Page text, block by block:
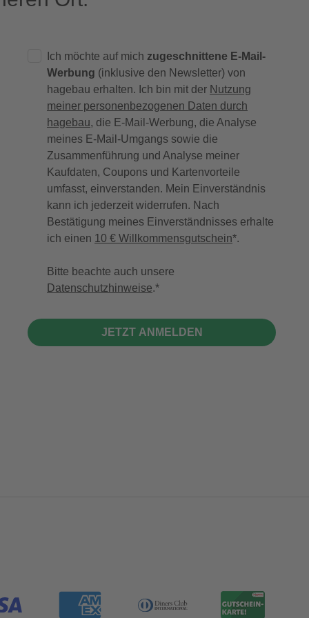
Ich möchte auf mich zugeschnittene E-Mail-
Werbung (inklusive den Newsletter) von
hagebau erhalten. Ich bin mit der Nutzung
meiner personenbezogenen Daten durch
hagebau, die E-Mail-Werbung, die Analyse
meines E-Mail-Umgangs sowie die
Zusammenführung und Analyse meiner
Kaufdaten, Coupons und Kartenvorteile
umfasst, einverstanden. Mein Einverständnis
kann ich jederzeit widerrufen. Nach
Bestätigung meines Einverständnisses erhalte
ich einen 10 € Willkommensgutschein*.
Bitte beachte auch unsere
Datenschutzhinweise.
JETZT ANMELDEN